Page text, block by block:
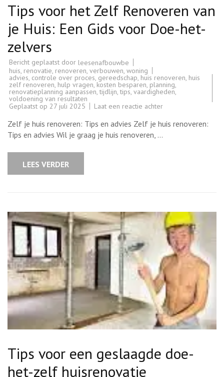
Tips voor het Zelf Renoveren van
je Huis: Een Gids voor Doe-het-
zelvers
Bericht geplaatst door leesenafbouwbe
huis, renovatie, renoveren, verbouwen, woning
advies, controle over proces, gereedschap, huis renoveren, huis
zelf renoveren, hulp vragen, kosten besparen, planning,
renovatieplanning aanpassen,tijdlijn,tips, vaardigheden,
voldoening van resultaten
Geplaatst op 27 juli 2025 Laat een reactie achterop
voor
het
Zelf je huis renoveren: Tips en advies Zelf je huis renoveren:
Tips en advies Wil je graag je huis renoveren, …
LEES VERDER
Tips voor een geslaagde doe-
het-zelf huisrenovatie